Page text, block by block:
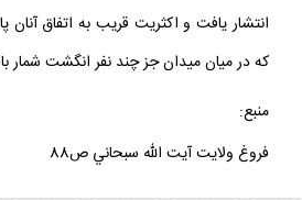
انتشار يافت و اکثريت قريب به اتفاق آنان
که در ميان ميدان جز چند نفر انگشت شمار
منبع:
فروغ ولايت آيت الله سبحاني ص88